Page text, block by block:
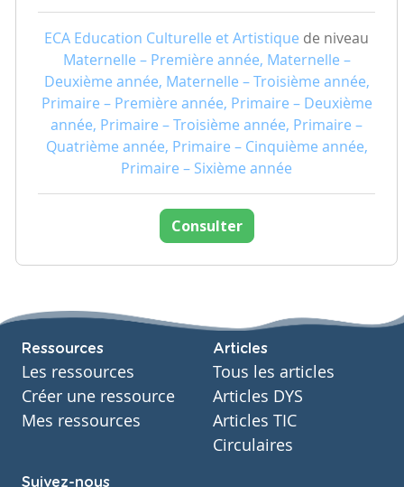
ECA Education Culturelle et Artistique de niveau
Maternelle – Première année, Maternelle –
Deuxième année, Maternelle – Troisième année,
Primaire – Première année, Primaire – Deuxième
année, Primaire – Troisième année, Primaire –
Quatrième année, Primaire – Cinquième année,
Primaire – Sixième année
Consulter
Ressources
Les ressources
Créer une ressource
Mes ressources
Articles
Tous les articles
Articles DYS
Articles TIC
Circulaires
Suivez-nous